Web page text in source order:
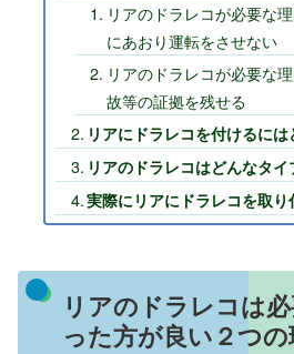
リアのドラレコが必要な
にあおり運転をさせない
リアのドラレコが必要な
故等の証拠を残せる
リアにドラレコを付けるに
リアのドラレコはどんなタイ
実際にリアにドラレコを取り
リアのドラレコは
った方が良い２つ